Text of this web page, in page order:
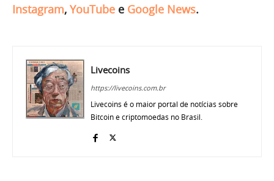
Instagram, YouTube e Google News.
Livecoins
https://livecoins.com.br
Livecoins é o maior portal de notícias sobre
Bitcoin e criptomoedas no Brasil.